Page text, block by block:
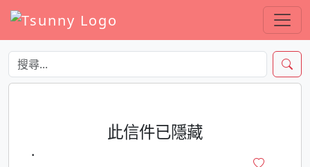
此信件已隱藏
·